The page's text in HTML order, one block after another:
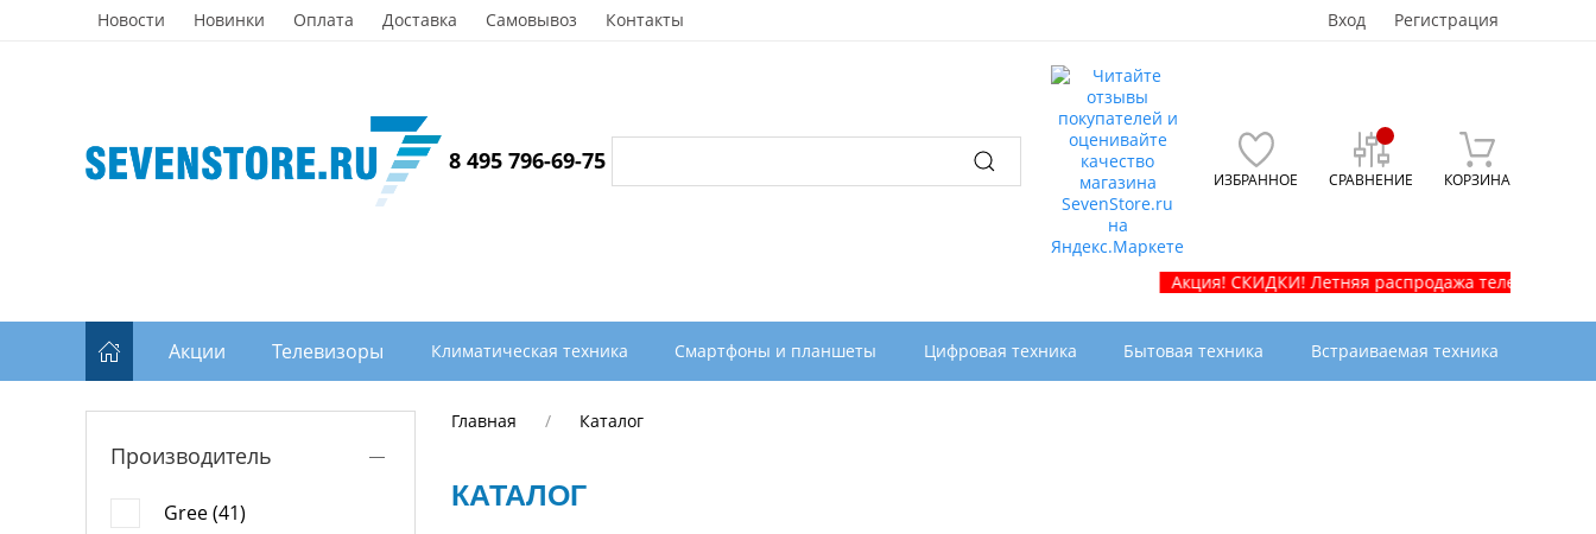
Новости Новинки Оплата Доставка Самовывоз Контакты Вход Регистрация
8 495 796-69-75
ИЗБРАННОЕ СРАВНЕНИЕ КОРЗИНА
Акция! СКИДКИ! Летняя распродажа телевизоров и
Акции Телевизоры Климатическая техника Смартфоны и планшеты Цифровая техника Бытовая техника Встраиваемая техника
Производитель
Gree (41)
Главная Каталог
КАТАЛОГ